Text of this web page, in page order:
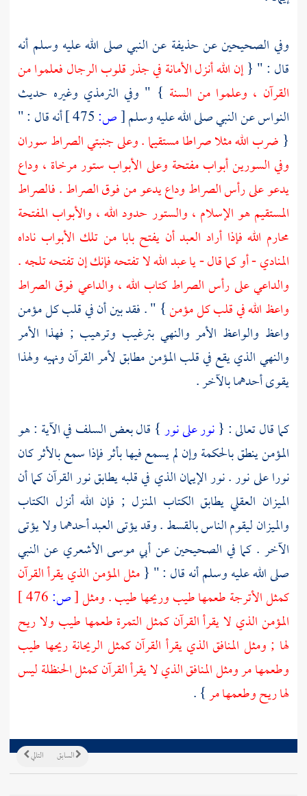
وفي الصحيحين عنحذيفة عن النبي صلى الله عليه وسلم أنه
قال : " {إن الله أنزل الأمانة في جذر قلوب الرجال فعلموا من
القرآن ، وعلموا من السنة } " وفي الترمذي وغيره حديث
النواسعن النبي صلى الله عليه وسلم[ص:
أنه قال : "
{ ضرب الله مثلا صراطا مستقيما . وعلى جنبتي الصراط سوران
وفي السورين أبواب مفتحة وعلى الأبواب ستور مرخاة ، وداع
يدعو على رأس الصراط وداع يدعو من فوق الصراط . فالصراط
المستقيم هو الإسلام ، والستور حدود الله ، والأبواب المفتحة
محارم الله فإذا أراد العبد أن يفتح بابا من تلك الأبواب ناداه
المنادي - أو كما قال - يا عبد الله لا تفتحه فإنك إن تفتحه تلجه .
والداعي على رأس الصراط كتاب الله ، والداعي فوق الصراط
واعظ الله في قلب كل مؤمن} " . فقد بين أن في قلب كل مؤمن
واعظ والواعظ الأمر والنهي بترغيب وترهيب ; فهذا الأمر
والنهي الذي يقع في قلب المؤمن مطابق لأمر القرآن ونهيه ولهذا
يقوى أحدهما بالآخر .
كما قال تعالى : {نور على نور} قال بعضالسلففي الآية : هو
المؤمن ينطق بالحكمة وإن لم يسمع فيها بأثر فإذا سمع بالأثر كان
نورا على نور . نور الإيمان الذي في قلبه يطابق نور القرآن كما أن
الميزان العقلي يطابق الكتاب المنزل ; فإن الله أنزل الكتاب
والميزان ليقوم الناس بالقسط . وقد يؤتى العبد أحدهما ولا يؤتى
الآخر . كما في الصحيحين عنأبي موسى الأشعريعن النبي
صلى الله عليه وسلم أنه قال : " {مثل المؤمن الذي يقرأ القرآن
كمثل الأترجة طعمها طيب وريحها طيب . ومثل[ص:
المؤمن الذي لا يقرأ القرآن كمثل التمرة طعمها طيب ولا ريح
لها ; ومثل المنافق الذي يقرأ القرآن كمثل الريحانة ريحها طيب
وطعمها مر ومثل المنافق الذي لا يقرأ القرآن كمثل الحنظلة ليس
لها ريح وطعمها مر} .
التالي السابق